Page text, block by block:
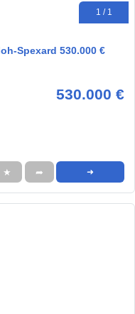
1 / 1
Spexard 530.000 €
530.000 €
★ ➦ ➜